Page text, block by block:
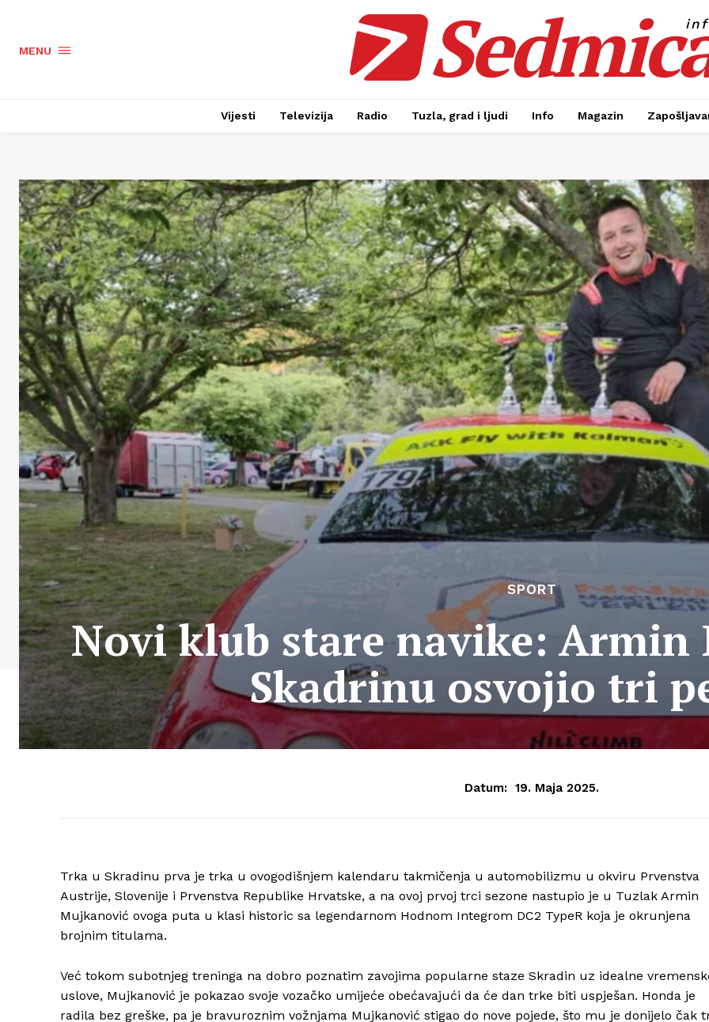
MENU
Vijesti Televizija Radio Tuzla, grad i ljudi Info Magazin
SPORT
Novi klub stare navike:
Skadrinu osvojio tri
Datum: 19. Maja 2025.
Trka u Skradinu prva je trka u ovogodišnjem kalendaru takmičenja u automobilizmu u okviru Prvenstva
Austrije, Slovenije i Prvenstva Republike Hrvatske, a na ovoj prvoj trci sezone nastupio je u Tuzlak Armin
Mujkanović ovoga puta u klasi historic sa legendarnom Hodnom Integrom DC2 TypeR koja je okrunjena
brojnim titulama.
Već tokom subotnjeg treninga na dobro poznatim zavojima popularne staze Skradin uz idealne
uslove, Mujkanović je pokazao svoje vozačko umijeće obećavajući da će dan trke biti uspješan. Honda je
radila bez greške, pa je bravuroznim vožnjama Mujkanović stigao do nove pojede, što mu je donijelo čak